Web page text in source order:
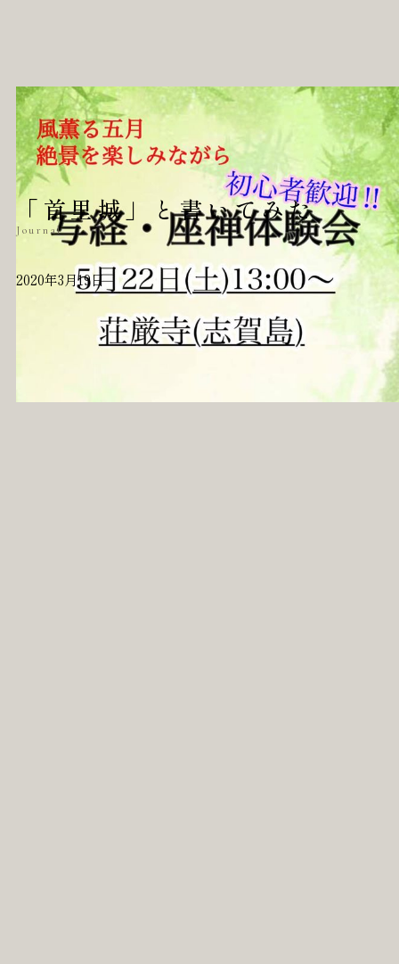
「首里城」と書いてみた
Journal
2020年3月19日